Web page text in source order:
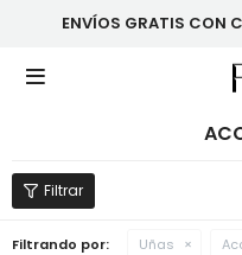
ENVÍOS GRATIS CON

Filtrando por: Uñas